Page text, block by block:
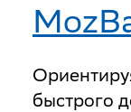
быстрого